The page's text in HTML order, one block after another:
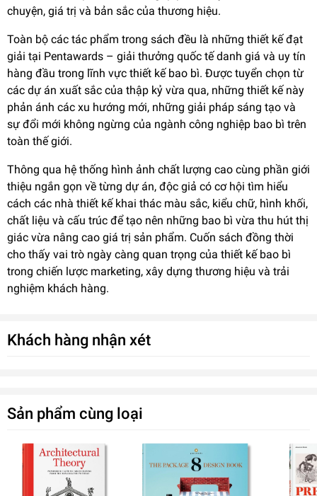
chuyện, giá trị và bản sắc của thương hiệu.
Toàn bộ các tác phẩm trong sách đều là những thiết kế đạt
giải tại Pentawards – giải thưởng quốc tế danh giá và uy tín
hàng đầu trong lĩnh vực thiết kế bao bì. Được tuyển chọn từ
các dự án xuất sắc của thập kỷ vừa qua, những thiết kế này
phản ánh các xu hướng mới, những giải pháp sáng tạo và
sự đổi mới không ngừng của ngành công nghiệp bao bì trên
toàn thế giới.
Thông qua hệ thống hình ảnh chất lượng cao cùng phần giới
thiệu ngắn gọn về từng dự án, độc giả có cơ hội tìm hiểu
cách các nhà thiết kế khai thác màu sắc, kiểu chữ, hình khối,
chất liệu và cấu trúc để tạo nên những bao bì vừa thu hút thị
giác vừa nâng cao giá trị sản phẩm. Cuốn sách đồng thời
cho thấy vai trò ngày càng quan trọng của thiết kế bao bì
trong chiến lược marketing, xây dựng thương hiệu và trải
nghiệm khách hàng.
Khách hàng nhận xét
Sản phẩm cùng loại